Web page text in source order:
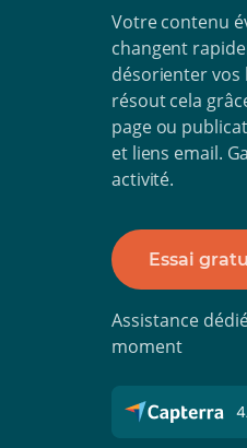
Votre contenu
changent
désorienter vos
résout cela
page ou
et liens email.
activité.
Essai
Assistance
moment